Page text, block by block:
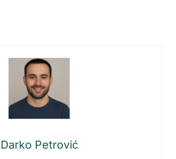
Darko Petrović